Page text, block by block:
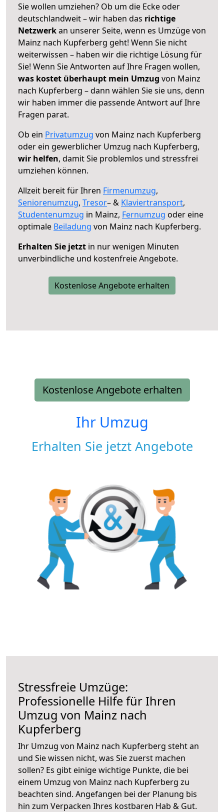
Sie wollen umziehen? Ob um die Ecke oder
deutschlandweit – wir haben das richtige
Netzwerkan unserer Seite, wenn es Umzüge von
Mainz nach Kupferberg geht! Wenn Sie nicht
weiterwissen – haben wir die richtige Lösung für
Sie! Wenn Sie Antworten auf Ihre Fragen wollen,
was kostet überhaupt mein Umzug von Mainz
nach Kupferberg – dann wählen Sie sie uns, denn
wir haben immer die passende Antwort auf Ihre
Fragen parat.
Ob ein Privatumzug von Mainz nach Kupferberg
oder ein gewerblicher Umzug nach Kupferberg,
wir helfen, damit Sie problemlos und stressfrei
umziehen können.
Allzeit bereit für Ihren Firmenumzug,
Seniorenumzug, Tresor– & Klaviertransport,
Studentenumzug in Mainz, Fernumzug oder eine
optimale Beiladung von Mainz nach Kupferberg.
Erhalten Sie jetzt in nur wenigen Minuten
unverbindliche und kostenfreie Angebote.
Kostenlose Angebote erhalten
Kostenlose Angebote erhalten
Ihr Umzug
Erhalten Sie jetzt Angebote
Stressfreie Umzüge:
Professionelle Hilfe für Ihren
Umzug von Mainz nach
Kupferberg
Ihr Umzug von Mainz nach Kupferberg steht an
und Sie wissen nicht, was Sie zuerst machen
sollen? Es gibt einige wichtige Punkte, die bei
einem Umzug von Mainz nach Kupferberg zu
beachten sind. Angefangen bei der Planung bis
hin zum Verpacken Ihres kostbaren Hab & Gut.